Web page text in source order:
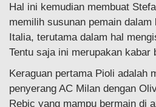
Hal ini kemudian membuat
memilih susunan pemain
Italia, terutama dalam hal
Tentu saja ini merupakan kabar
Keraguan pertama Pioli adalah
penyerang AC Milan dengan
Rebic yang mampu bermain di